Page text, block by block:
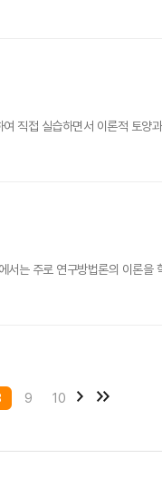
직접 실습하면서 이론적 토양
는 주로 연구방법론의 이론
9 10